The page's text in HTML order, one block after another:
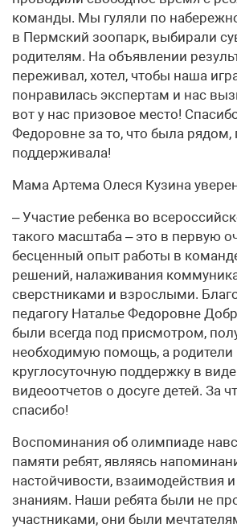
команды. Мы гуляли по
в Пермский зоопарк, выбирали
родителям. На объявлении
переживал, хотел, чтобы наша
понравилась экспертам и нас
вот у нас призовое место!
Федоровне за то, что была рядом,
поддерживала!
Мама Артема Олеся Кузина
– Участие ребенка во
такого масштаба – это в первую
бесценный опыт работы в
решений, налаживания
сверстниками и взрослыми.
педагогу Наталье Федоровне
были всегда под присмотром,
необходимую помощь, а родители
круглосуточную поддержку в
видеоотчетов о досуге детей. За
спасибо!
Воспоминания об олимпиаде
памяти ребят, являясь
настойчивости, взаимодействия
знаниям. Наши ребята были не
участниками, они были